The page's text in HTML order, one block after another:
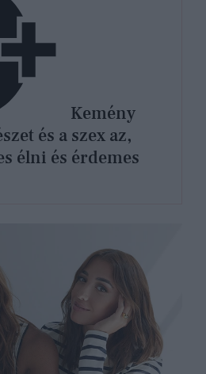
és a szex az,
élni és érdemes